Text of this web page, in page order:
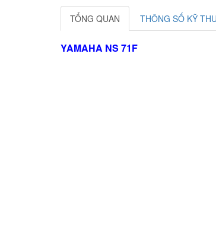
TỔNG QUAN THÔNG SỐ KỸ
YAMAHA NS 71F